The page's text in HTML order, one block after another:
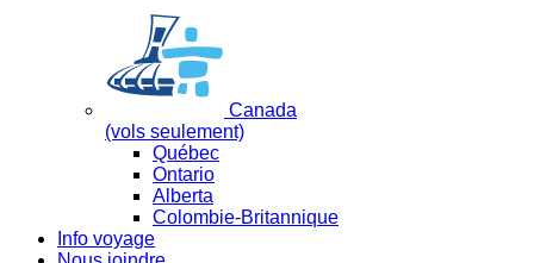
Canada
(vols seulement)
Québec
Ontario
Alberta
Colombie-Britannique
Info voyage